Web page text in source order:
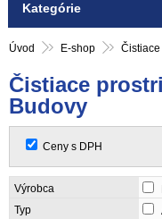
Úvod E-shop
Čistiace
Budovy
Ceny s DPH
Výrobca
Typ
Kategórie